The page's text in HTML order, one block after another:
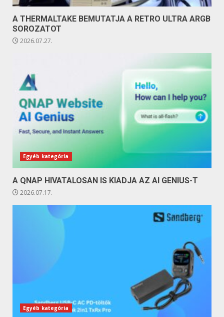
A THERMALTAKE BEMUTATJA A RETRO ULTRA ARGB
SOROZATOT
2026.07.27.
Egyéb kategória
A QNAP HIVATALOSAN IS KIADJA AZ AI GENIUS-T
2026.07.17.
Egyéb kategória